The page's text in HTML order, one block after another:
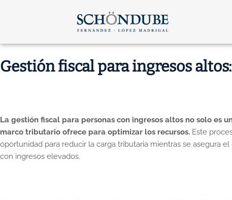
Gestión fiscal para ingresos
La gestión fiscal para personas con ingresos altos no solo
marco tributario ofrece para optimizar los recursos. Este
oportunidad para reducir la carga tributaria mientras se asegura
con ingresos elevados.